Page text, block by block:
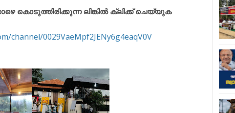
കൊടുത്തിരിക്കുന്ന ലിങ്കിൽ ക്ലിക്ക് ചെയ്യുക
channel/0029VaeMpf2JENy6g4eaqV0V